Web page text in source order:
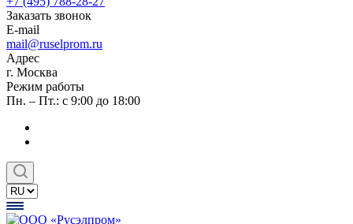
Заказать звонок
E-mail
mail@ruselprom.ru
Адрес
г. Москва
Режим работы
Пн. – Пт.: с 9:00 до 18:00